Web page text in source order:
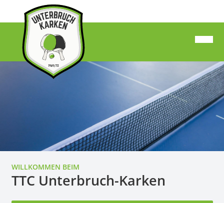
WILLKOMMEN BEIM
TTC Unterbruch-Karken